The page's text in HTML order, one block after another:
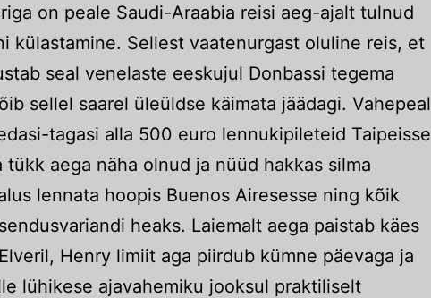
on peale Saudi-Araabia reisi aeg-ajalt tulnud
külastamine. Sellest vaatenurgast oluline reis, et
seal venelaste eeskujul Donbassi tegema
sellel saarel üleüldse käimata jäädagi. Vahepeal
tagasi alla 500 euro lennukipileteid Taipeisse
tükk aega näha olnud ja nüüd hakkas silma
lennata hoopis Buenos Airesesse ning kõik
heaks. Laiemalt aega paistab käes
Henry limiit aga piirdub kümne päevaga ja
lühikese ajavahemiku jooksul praktiliselt